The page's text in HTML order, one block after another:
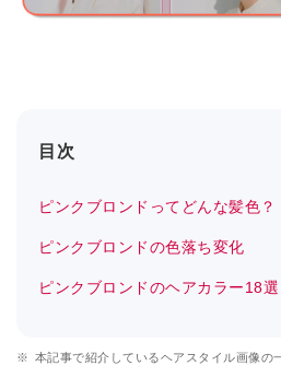
目次
ピンクブロンドってどんな髪色？
ピンクブロンドの色落ち変化
ピンクブロンドのヘアカラー18選
※ 本記事で紹介しているヘアスタイル画像の